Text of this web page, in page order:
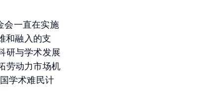
会一直在实施
和融入的支
研与学术发展
劳动力市场机
学术难民计